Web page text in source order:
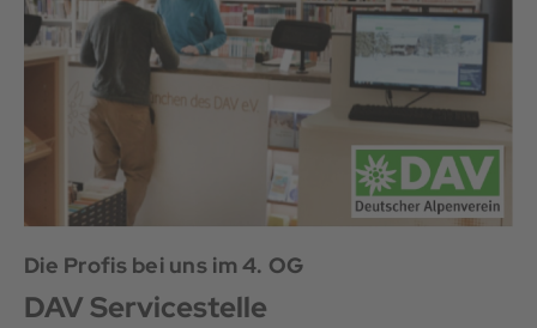
Die Profis bei uns im 4. OG
DAV Servicestelle